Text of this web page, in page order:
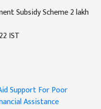
Subsidy Scheme 2 lakh
IST
Support For Poor
Assistance